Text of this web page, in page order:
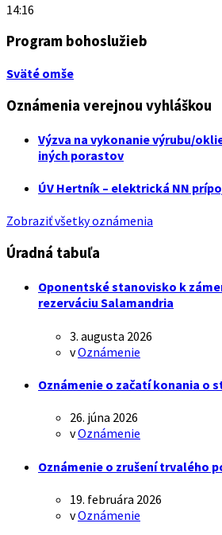
14:16
Program bohoslužieb
Sväté omše
Oznámenia verejnou vyhláškou
Výzva na vykonanie výrubu/
iných porastov
ÚV Hertník – elektrická NN
Zobraziť všetky oznámenia
Úradná tabuľa
Oponentské stanovisko k
rezerváciu Salamandria
3. augusta 2026
vOznámenie
Oznámenie o začatí konania o
26. júna 2026
vOznámenie
Oznámenie o zrušení trvalého
19. februára 2026
vOznámenie